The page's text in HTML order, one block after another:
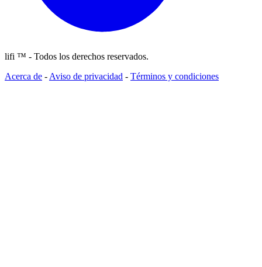
lifi ™ - Todos los derechos reservados.
Acerca de - Aviso de privacidad - Términos y condiciones